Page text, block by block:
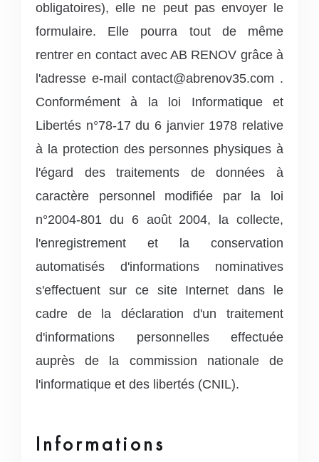
obligatoires), elle ne peut pas envoyer le
formulaire. Elle pourra tout de même
rentrer en contact avec AB RENOV grâce à
l'adresse e-mail contact@abrenov35.com .
Conformément à la loi Informatique et
Libertés n°78-17 du 6 janvier 1978 relative
à la protection des personnes physiques à
l'égard des traitements de données à
caractère personnel modifiée par la loi
n°2004-801 du 6 août 2004, la collecte,
l'enregistrement et la conservation
automatisés d'informations nominatives
s'effectuent sur ce site Internet dans le
cadre de la déclaration d'un traitement
d'informations personnelles effectuée
auprès de la commission nationale de
l'informatique et des libertés (CNIL).
Informations